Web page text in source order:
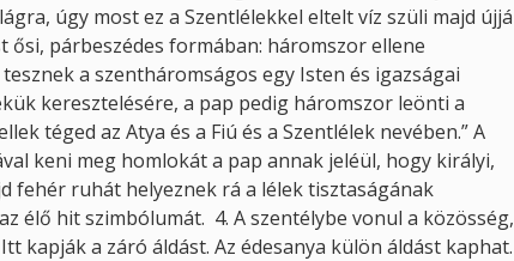
úgy most ez a Szentlélekkel eltelt víz szüli majd újjá
párbeszédes formában: háromszor ellene
a szentháromságos egy Isten és igazságai
keresztelésére, a pap pedig háromszor leönti a
téged az Atya és a Fiú és a Szentlélek nevében.” A
keni meg homlokát a pap annak jeléül, hogy királyi,
fehér ruhát helyeznek rá a lélek tisztaságának
élő hit szimbólumát. 4. A szentélybe vonul a közösség,
kapják a záró áldást. Az édesanya külön áldást kaphat.